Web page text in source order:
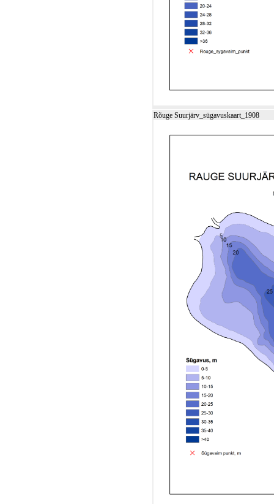
Rõuge Suurjärv_sügavuskaart_1908